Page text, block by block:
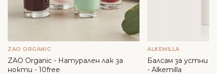
ZAO ORGANIC
ZAO Organic - Натурален лак за
нокти - 10free
ALKEMILLA
Балсам за устни с
- Alkemilla